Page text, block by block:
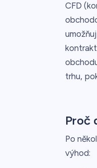
CFD
trhu,
Proč
Po
výhod: